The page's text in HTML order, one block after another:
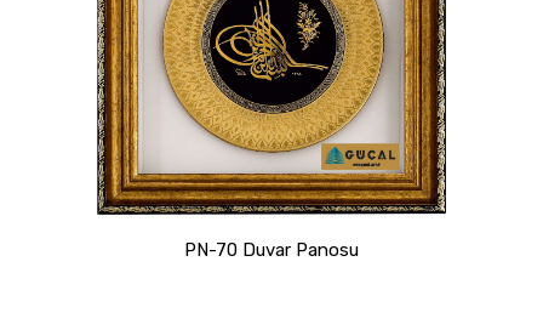
PN-70 Duvar Panosu